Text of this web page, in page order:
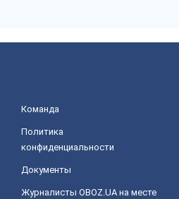
Команда
Политика
конфиденциальности
Документы
Журналисты OBOZ.UA на месте